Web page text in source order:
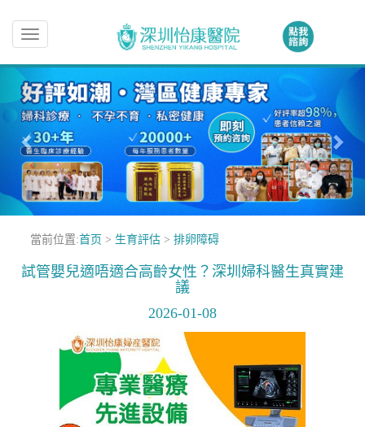
Toggle
navigation
當前位置:首页 > 生育評估> 排卵障碍
試管嬰兒適唔適合高齡女性？深圳婦科醫生真實建
議
2026-01-08